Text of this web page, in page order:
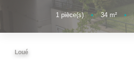
GESTION
1 pièce(s) • 34 m² •
Loué